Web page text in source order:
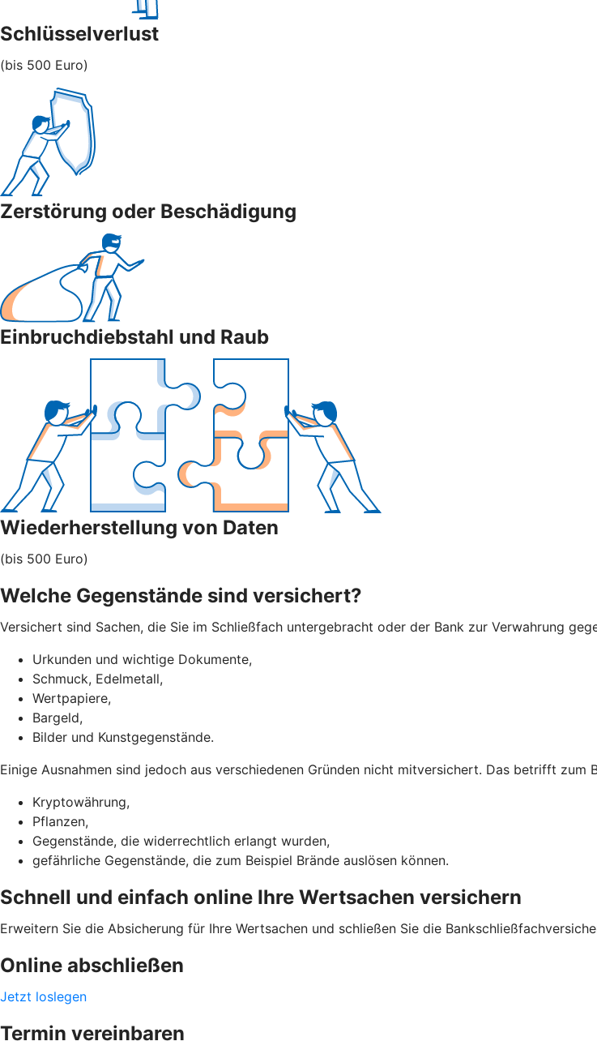
Schlüsselverlust
(bis 500 Euro)
Zerstörung oder Beschädigung
Einbruchdiebstahl und Raub
Wiederherstellung von Daten
(bis 500 Euro)
Welche Gegenstände sind versichert?
Versichert sind Sachen, die Sie im Schließfach untergebracht oder der Bank zur Verwahrung
Urkunden und wichtige Dokumente,
Schmuck, Edelmetall,
Wertpapiere,
Bargeld,
Bilder und Kunstgegenstände.
Einige Ausnahmen sind jedoch aus verschiedenen Gründen nicht mitversichert. Das betrifft zum
Kryptowährung,
Pflanzen,
Gegenstände, die widerrechtlich erlangt wurden,
gefährliche Gegenstände, die zum Beispiel Brände auslösen können.
Schnell und einfach online Ihre Wertsachen versichern
Erweitern Sie die Absicherung für Ihre Wertsachen und schließen Sie die
Online abschließen
Jetzt loslegen
Termin vereinbaren